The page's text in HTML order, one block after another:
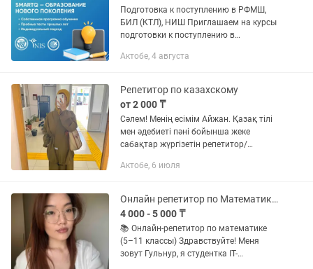
Подготовка к поступлению в РФМШ,
БИЛ (КТЛ), НИШ Приглашаем на курсы
подготовки к поступлению в
математическую школу (РФМШ), Білім
Актобе, 4 августа
Репетитор по казахскому
от 2 000 ₸
Сәлем! Менің есімім Айжан. Қазақ тілі
мен әдебиеті пәні бойынша жеке
сабақтар жүргізетін репетитор/
филология бағыты бойынша жоғары
Актобе, 6 июля
Онлайн репетитор по Математике/Информатике
4 000 - 5 000 ₸
📚 Онлайн-репетитор по математике
(5–11 классы) Здравствуйте! Меня
зовут Гульнур, я студентка IT-